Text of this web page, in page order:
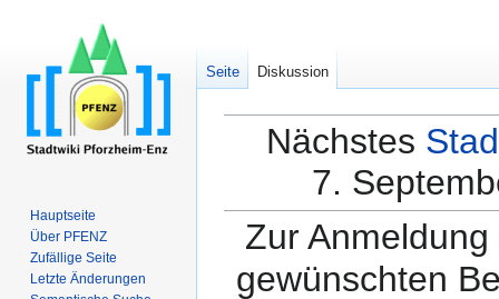
Nächstes
7.
Zur
gewünschten
Seite Diskussion
Hauptseite
Über PFENZ
Zufällige Seite
Letzte Änderungen